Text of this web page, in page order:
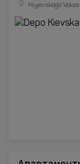
Kiyevskogo